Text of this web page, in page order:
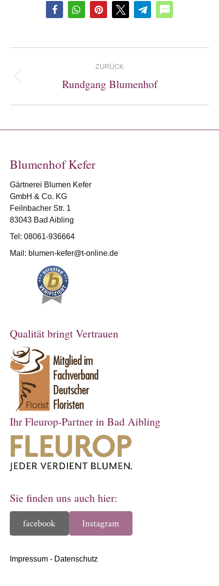
Navigation
ZURÜCK
Vorheriges
Rundgang Blumenhof
Blumenhof Kefer
Gärtnerei Blumen Kefer
GmbH & Co. KG
Feilnbacher Str. 1
83043 Bad Aibling
Tel: 08061-936664
Mail: blumen-kefer@t-online.de
Qualität bringt Vertrauen
Ihr Fleurop-Partner in Bad Aibling
Sie finden uns auch hier:
facebook Instagram
Impressum - Datenschutz